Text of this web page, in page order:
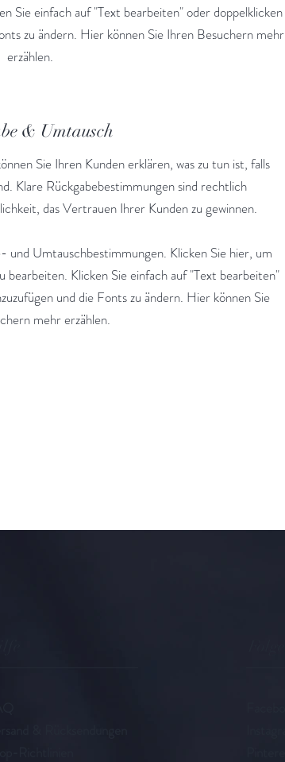
Sie einfach auf "Text bearbeiten" oder doppelklicken
zu ändern. Hier können Sie Ihren Besuchern mehr
erzählen.
& Umtausch
Sie Ihren Kunden erklären, was zu tun ist, falls
Klare Rückgabebestimmungen sind rechtlich
das Vertrauen Ihrer Kunden zu gewinnen.
Umtauschbestimmungen. Klicken Sie hier, um
bearbeiten. Klicken Sie einfach auf "Text bearbeiten"
und die Fonts zu ändern. Hier können Sie
mehr erzählen.